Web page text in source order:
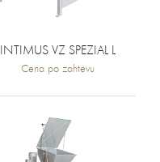
INTIMUS VZ SPEZIAL L
Cena po zahtevu